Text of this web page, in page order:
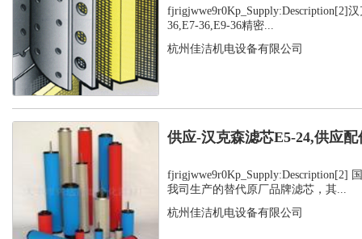
fjrigjwwe9r0Kp_Supply:Description[2]
36,E7-36,E9-36精密...
杭州佳洁机电设备有限公司
供应-汉克森滤芯E5-24,供应配
fjrigjwwe9r0Kp_Supply:Description[2]
我司生产的替代原厂品牌滤芯，其...
杭州佳洁机电设备有限公司